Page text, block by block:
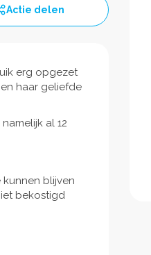
Actie delen
erg opgezet
haar geliefde
al 12
blijven
bekostigd